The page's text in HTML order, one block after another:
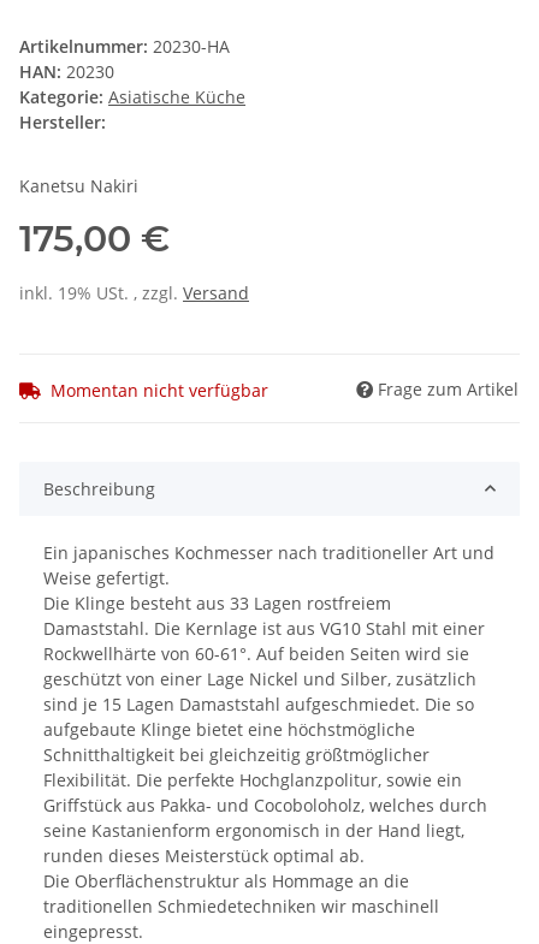
Artikelnummer: 20230-HA
HAN: 20230
Kategorie: Asiatische Küche
Hersteller:
Kanetsu Nakiri
175,00 €
inkl. 19% USt. , zzgl. Versand
Momentan nicht verfügbar Frage zum Artikel
Beschreibung
Ein japanisches Kochmesser nach traditioneller Art und
Weise gefertigt.
Die Klinge besteht aus 33 Lagen rostfreiem
Damaststahl. Die Kernlage ist aus VG10 Stahl mit einer
Rockwellhärte von 60-61°. Auf beiden Seiten wird sie
geschützt von einer Lage Nickel und Silber, zusätzlich
sind je 15 Lagen Damaststahl aufgeschmiedet. Die so
aufgebaute Klinge bietet eine höchstmögliche
Schnitthaltigkeit bei gleichzeitig größtmöglicher
Flexibilität. Die perfekte Hochglanzpolitur, sowie ein
Griffstück aus Pakka- und Cocoboloholz, welches durch
seine Kastanienform ergonomisch in der Hand liegt,
runden dieses Meisterstück optimal ab.
Die Oberflächenstruktur als Hommage an die
traditionellen Schmiedetechniken wir maschinell
eingepresst.